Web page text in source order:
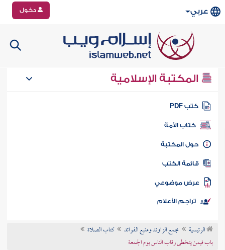
عربي دخول
المكتبة الإسلامية
كتب PDF
كتاب الأمة
المكتبة
الكتب
موضوعي
تراجم الأعلام
الرئيسية مجمع الزاوئد ومنبع الفوائد
كتاب الصلاة
باب فيمن يتخطى رقاب الناس يوم الجمعة